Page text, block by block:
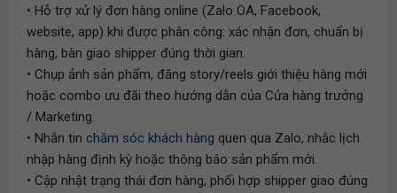
• Hỗ trợ xử lý đơn hàng online (Zalo OA, Facebook,
website, app) khi được phân công: xác nhận đơn, chuẩn bị
hàng, bàn giao shipper đúng thời gian.
• Chụp ảnh sản phẩm, đăng story/reels giới thiệu hàng mới
hoặc combo ưu đãi theo hướng dẫn của Cửa hàng trưởng
/ Marketing.
• Nhắn tin chăm sóc khách hàng quen qua Zalo, nhắc lịch
nhập hàng định kỳ hoặc thông báo sản phẩm mới.
• Cập nhật trạng thái đơn hàng, phối hợp shipper giao đúng